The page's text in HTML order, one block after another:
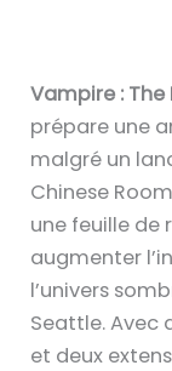
Vampire :
prépare une
malgré un
Chinese
une feuille
augmenter
l’univers
Seattle. Avec
et deux